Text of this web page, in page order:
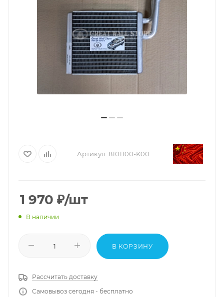
Артикул: 8101100-K00
1 970 ₽/шт
В наличии
В КОРЗИНУ
Рассчитать доставку
Самовывоз сегодня - бесплатно